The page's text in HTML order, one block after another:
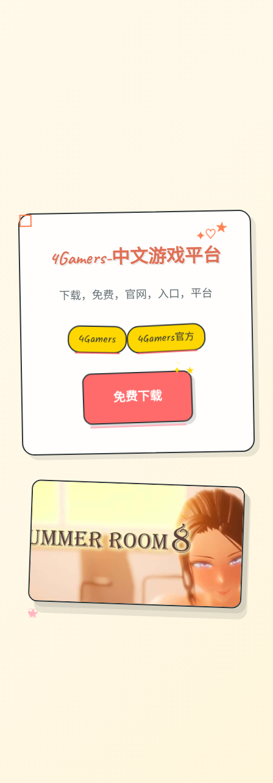
4Gamers-中文游戏平台
✦♡★
下载，免费，官网，入口，平台
4Gamers 4Gamers官方
免费下载
→
✦ ★
✧
♡
★
♥